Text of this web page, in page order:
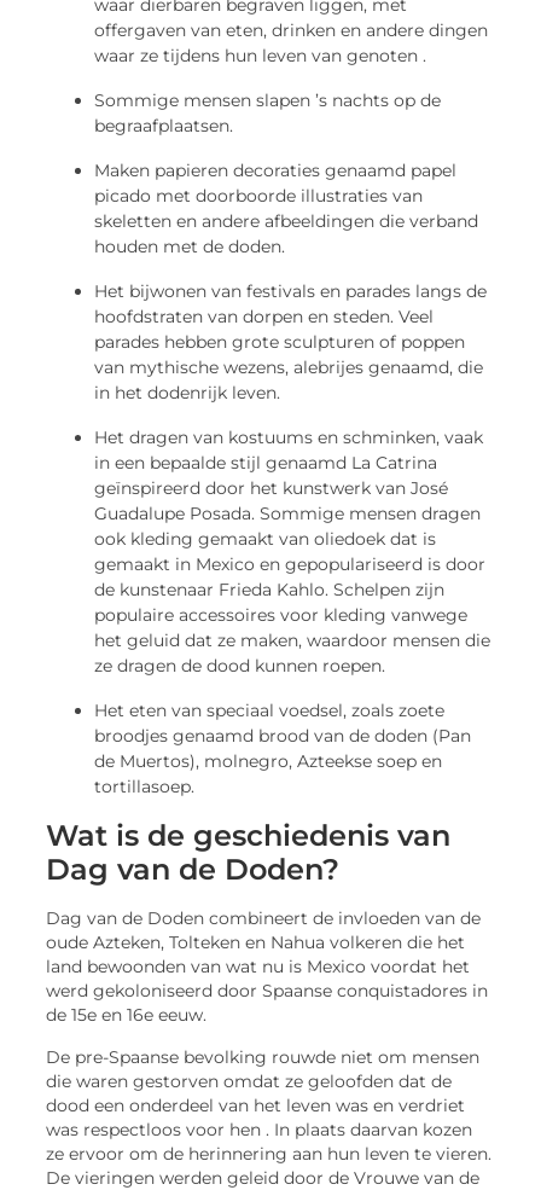
waar dierbaren begraven liggen, met
offergaven van eten, drinken en andere dingen
waar ze tijdens hun leven van genoten .
Sommige mensen slapen ’s nachts op de
begraafplaatsen.
Maken papieren decoraties genaamd papel
picado met doorboorde illustraties van
skeletten en andere afbeeldingen die verband
houden met de doden.
Het bijwonen van festivals en parades langs de
hoofdstraten van dorpen en steden. Veel
parades hebben grote sculpturen of poppen
van mythische wezens, alebrijes genaamd, die
in het dodenrijk leven.
Het dragen van kostuums en schminken, vaak
in een bepaalde stijl genaamd La Catrina
geïnspireerd door het kunstwerk van José
Guadalupe Posada. Sommige mensen dragen
ook kleding gemaakt van oliedoek dat is
gemaakt in Mexico en gepopulariseerd is door
de kunstenaar Frieda Kahlo. Schelpen zijn
populaire accessoires voor kleding vanwege
het geluid dat ze maken, waardoor mensen die
ze dragen de dood kunnen roepen.
Het eten van speciaal voedsel, zoals zoete
broodjes genaamd brood van de doden (Pan
de Muertos), molnegro, Azteekse soep en
tortillasoep.
Wat is de geschiedenis van
Dag van de Doden?
Dag van de Doden combineert de invloeden van de
oude Azteken, Tolteken en Nahua volkeren die het
land bewoonden van wat nu is Mexico voordat het
werd gekoloniseerd door Spaanse conquistadores in
de 15e en 16e eeuw.
De pre-Spaanse bevolking rouwde niet om mensen
die waren gestorven omdat ze geloofden dat de
dood een onderdeel van het leven was en verdriet
was respectloos voor hen . In plaats daarvan kozen
ze ervoor om de herinnering aan hun leven te vieren.
De vieringen werden geleid door de Vrouwe van de